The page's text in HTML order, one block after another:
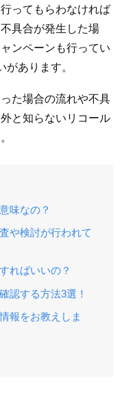
ってもらわなければ
具合が発生した場
ンペーンも行ってい
あります。
た場合の流れや不具
と知らないリコール
味なの？
や検討が行われて
ればいいの？
認する方法3選！
報をお教えしま